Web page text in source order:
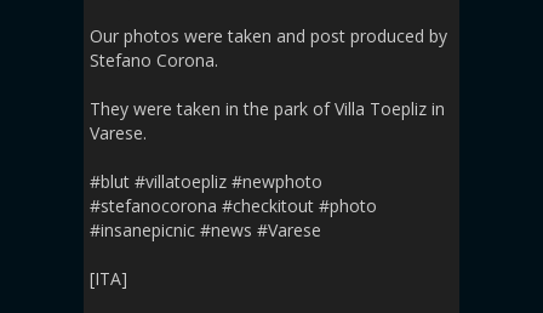
Our photos were taken and post produced by
Stefano Corona.
They were taken in the park of Villa Toepliz in
Varese.
#blut #villatoepliz #newphoto
#stefanocorona #checkitout #photo
#insanepicnic #news #Varese
[ITA]